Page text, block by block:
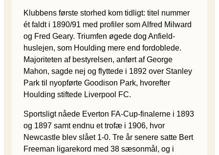
Klubbens første storhed kom tidligt: titel nummer
ét faldt i 1890/91 med profiler som Alfred Milward
og Fred Geary. Triumfen øgede dog Anfield-
huslejen, som Houlding mere end fordoblede.
Majoriteten af bestyrelsen, anført af George
Mahon, sagde nej og flyttede i 1892 over Stanley
Park til nyopførte Goodison Park, hvorefter
Houlding stiftede Liverpool FC.
Sportsligt nåede Everton FA-Cup-finalerne i 1893
og 1897 samt endnu et trofæ i 1906, hvor
Newcastle blev slået 1-0. Tre år senere satte Bert
Freeman ligarekord med 38 sæsonmål, og i